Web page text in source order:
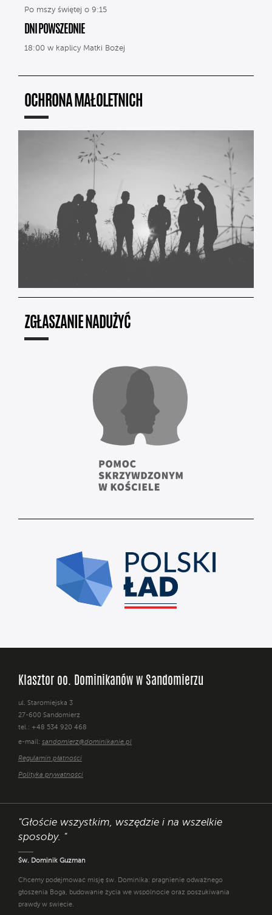
Po mszy świętej o 9:15
DNI POWSZEDNIE
18:00 w kaplicy Matki Bożej
OCHRONA MAŁOLETNICH
ZGŁASZANIE NADUŻYĆ
Klasztor oo. Dominikanów w Sandomierzu
ul. Staromiejska 3
27-600 Sandomierz
tel.: +48 534 920 468
e-mail: sandomierz@dominikanie.pl
Regulamin płatności
Polityka prywatności
"Głoście wszystkim, wszędzie i na wszelkie
sposoby. "
Św. Dominik Guzman
Chcemy podejmować misję św. Dominika: pragnienie odważnego
głoszenia Boga, budowanie życia we wspólnocie oraz poszukiwania
prawdy w świecie.